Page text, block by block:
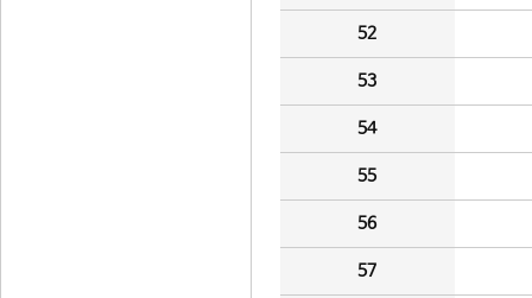
52
53
54
55
56
57